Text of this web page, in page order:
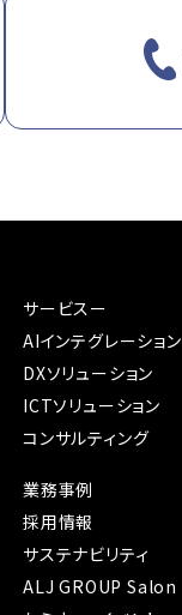
サービスー
AIインテグレーション
DXソリューション
ICTソリューション
コンサルティング
業務事例
採用情報
サステナビリティ
ALJ GROUP Salon